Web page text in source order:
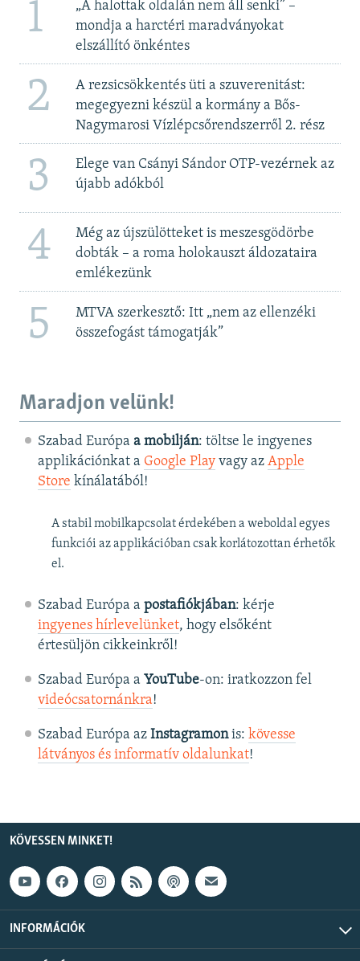
1
„A halottak oldalán nem áll senki” –
mondja a harctéri maradványokat
elszállító önkéntes
2
A rezsicsökkentés üti a szuverenitást:
megegyezni készül a kormány a Bős-
Nagymarosi Vízlépcsőrendszerről 2. rész
3
Elege van Csányi Sándor OTP-vezérnek az
újabb adókból
4
Még az újszülötteket is meszesgödörbe
dobták – a roma holokauszt áldozataira
emlékezünk
5
MTVA szerkesztő: Itt „nem az ellenzéki
összefogást támogatják”
Maradjon velünk!
Szabad Európa a mobilján: töltse le ingyenes
applikációnkat a Google Playvagy az Apple
Store kínálatából!
A stabil mobilkapcsolat érdekében a weboldal egyes
funkciói az applikációban csak korlátozottan érhetők
el.
Szabad Európa a postafiókjában: kérje
ingyenes hírlevelünket, hogy elsőként
értesüljön cikkeinkről!
Szabad Európa a YouTube-on: iratkozzon fel
videócsatornánkra!
Szabad Európa az Instagramonis: kövesse
látványos és informatív oldalunkat! ​
KÖVESSEN MINKET!
INFORMÁCIÓK